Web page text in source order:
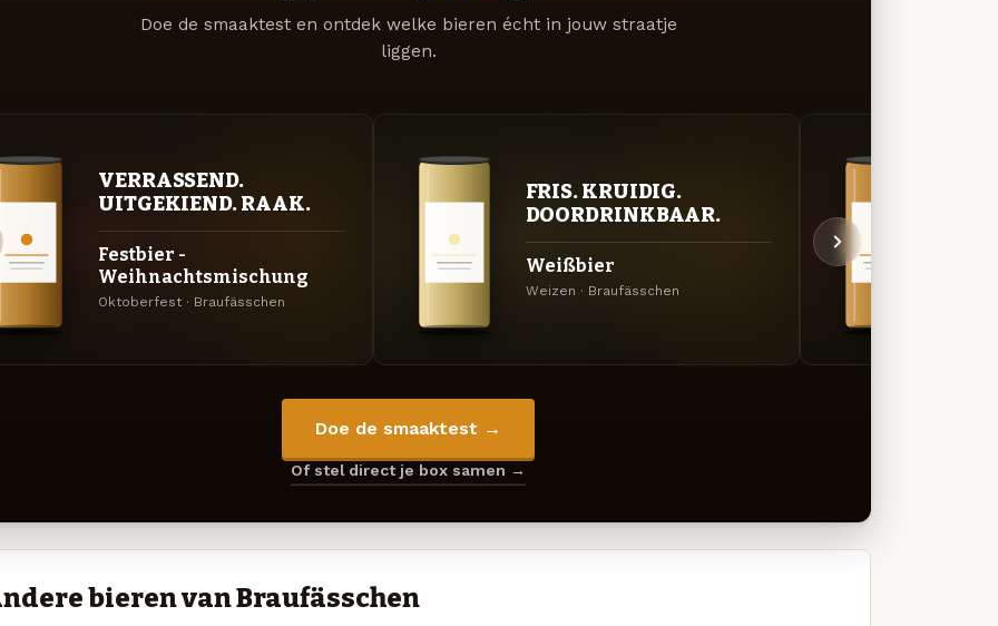
Doe de smaaktest en ontdek welke bieren écht in jouw straatje
liggen.
VERRASSEND.
UITGEKIEND. RAAK.
Festbier -
Weihnachtsmischung
Oktoberfest · Braufässchen
FRIS. KRUIDIG.
DOORDRINKBAAR.
Weißbier
Weizen · Braufässchen
Doe de smaaktest →
Of stel direct je box samen →
bieren van Braufässchen